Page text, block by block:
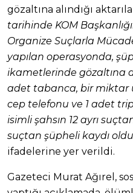
gözaltına alındığı
tarihinde KOM
Organize Suçlarla
yapılan operasyonda,
ikametlerinde gözaltına
adet tabanca, bir miktar
cep telefonu ve 1 adet
isimli şahsın 12 ayrı
suçtan şüpheli kaydı
ifadelerine yer verildi.
Gazeteci Murat Ağırel,